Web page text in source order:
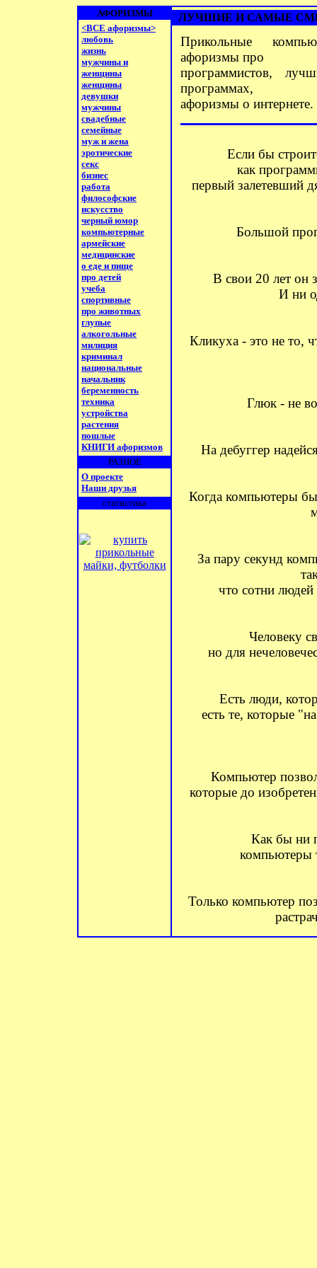
АФОРИЗМЫ
<ВСЕ афоризмы>
любовь
жизнь
мужчины и
женщины
женщины
девушки
мужчины
свадебные
семейные
муж и жена
эротические
секс
бизнес
работа
философские
искусство
черный юмор
компьютерные
армейские
медицинские
о еде и пище
про детей
учеба
спортивные
про животных
глупые
алкогольные
милиция
криминал
национальные
начальник
беременность
техника
устройства
растения
пошлые
КНИГИ афоризмов
РАЗНОЕ
О проекте
Наши друзья
статистика
ЛУЧШИЕ И САМЫЕ
Прикольные
афоризмы про
программистов,
программах,
афоризмы о интернете.
Если бы
как
первый залетевший
Большой
В свои 20 лет он
И ни
Кликуха - это не то,
Глюк - не
Ha дебуггеp
Когда компьютеры
За пару секунд
что сотни людей
Человеку
но для
Есть люди,
есть те, которые
Компьютер
которые до
Как бы ни
компьютеры
Только компьютер